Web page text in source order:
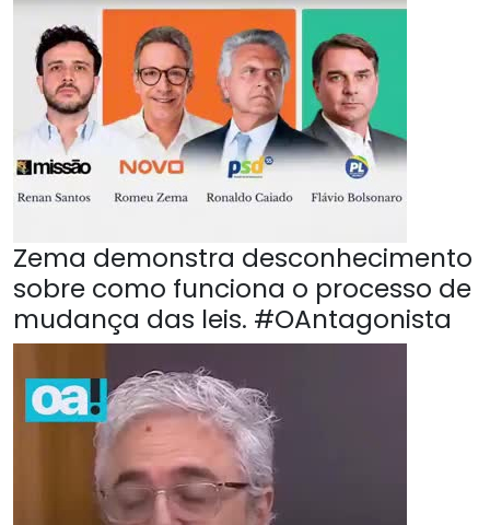
Zema demonstra desconhecimento
sobre como funciona o processo de
mudança das leis. #OAntagonista